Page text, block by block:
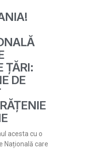
ȚĂRI:
DE
acesta cu o
Națională care